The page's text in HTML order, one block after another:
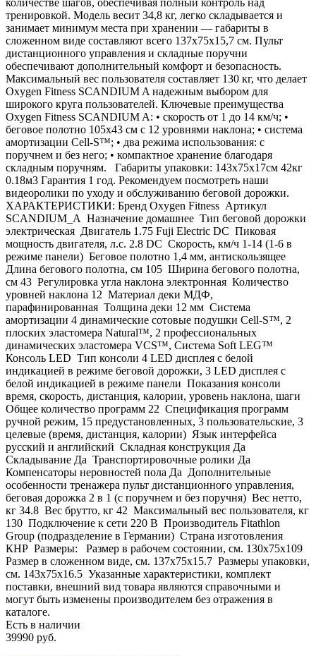
количестве шагов, обеспечивая полный контроль над
тренировкой. Модель весит 34,8 кг, легко складывается и
занимает минимум места при хранении — габариты в
сложенном виде составляют всего 137х75х15,7 см. Пульт
дистанционного управления и складные поручни
обеспечивают дополнительный комфорт и безопасность.
Максимальный вес пользователя составляет 130 кг, что делает
Oxygen Fitness SCANDIUM A надежным выбором для
широкого круга пользователей. Ключевые преимущества
Oxygen Fitness SCANDIUM A: • скорость от 1 до 14 км/ч; •
беговое полотно 105х43 см с 12 уровнями наклона; • система
амортизации Cell-S™; • два режима использования: с
поручнем и без него; • компактное хранение благодаря
складным поручням. Габариты упаковки: 143х75х17см 42кг
0.18м3 Гарантия 1 год. Рекомендуем посмотреть наши
видеоролики по уходу и обслуживанию беговой дорожки.
ХАРАКТЕРИСТИКИ: Бренд Oxygen Fitness Артикул
SCANDIUM_A Назначение домашнее Тип беговой дорожки
электрическая Двигатель 1.75 Fuji Electric DC Пиковая
мощность двигателя, л.с. 2.8 DC Скорость, км/ч 1-14 (1-6 в
режиме панели) Беговое полотно 1,4 мм, антискользящее
Длина бегового полотна, см 105 Ширина бегового полотна,
см 43 Регулировка угла наклона электронная Количество
уровней наклона 12 Материал деки МДФ,
парафинированная Толщина деки 12 мм Система
амортизации 4 динамические сотовые подушки Cell-S™, 2
плоских эластомера Natural™, 2 профессиональных
динамических эластомера VCS™, Система Soft LEG™
Консоль LED Тип консоли 4 LED дисплея с белой
индикацией в режиме беговой дорожки, 3 LED дисплея с
белой индикацией в режиме панели Показания консоли
время, скорость, дистанция, калории, уровень наклона, шаги
Общее количество программ 22 Спецификация программ
ручной режим, 15 предустановленных, 3 пользовательские, 3
целевые (время, дистанция, калории) Язык интерфейса
русский и английский Складная конструкция Да
Складывание Да Транспортировочные ролики Да
Компенсаторы неровностей пола Да Дополнительные
особенности тренажера пульт дистанционного управления,
беговая дорожка 2 в 1 (с поручнем и без поручня) Вес нетто,
кг 34.8 Вес брутто, кг 42 Максимальный вес пользователя, кг
130 Подключение к сети 220 В Производитель Fitathlon
Group (подразделение в Германии) Страна изготовления
КНР Размеры: Размер в рабочем состоянии, см. 130х75x109
Размер в сложенном виде, см. 137х75x15.7 Размеры упаковки,
см. 143х75x16.5 Указанные характеристики, комплект
поставки, внешний вид товара являются справочными и
могут быть изменены производителем без отражения в
каталоге.
Есть в наличии
39990 руб.